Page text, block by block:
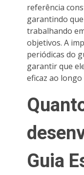
referência
garantindo
trabalhando
objetivos. A
periódicas do
garantir que
eficaz ao
Guia